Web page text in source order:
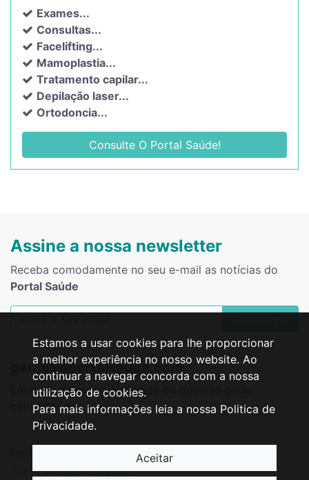
Exames...
Consultas...
Facelifting...
Mamoplastia...
Tratamento capilar...
Depilação laser...
Ortodoncia...
Consulte O Portal Saúde!
Assine a nossa newsletter
Receba comodamente no seu e-mail as notícias do
Portal Saúde
geral@oportalsaude.com
Em caso de qualquer dúvida ou questão pode
contactar-nos viaemail!
Resolução de Litígios
Livro de Reclamações
Estamos a usar cookies para lhe proporcionar
a melhor experiência no nosso website. Ao
continuar a navegar concorda com a nossa
utilização de cookies.
Para mais informações leia a nossa Politica de
Privacidade.
Aceitar